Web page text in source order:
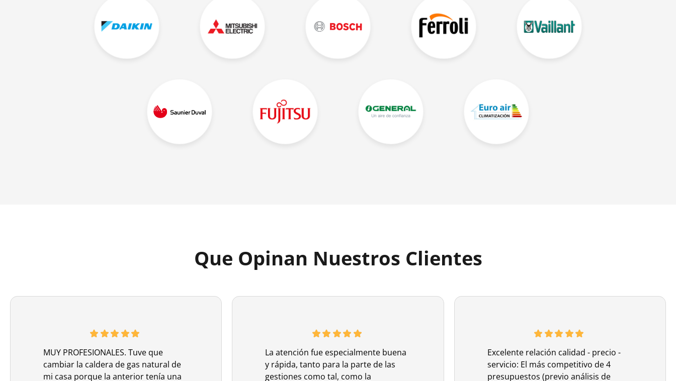
Que Opinan Nuestros Clientes
MUY PROFESIONALES. Tuve que
cambiar la caldera de gas natural de
mi casa porque la anterior tenía una
La atención fue especialmente buena
y rápida, tanto para la parte de las
gestiones como tal, como la
Excelente relación calidad - precio -
servicio: El más competitivo de 4
presupuestos (previo análisis de